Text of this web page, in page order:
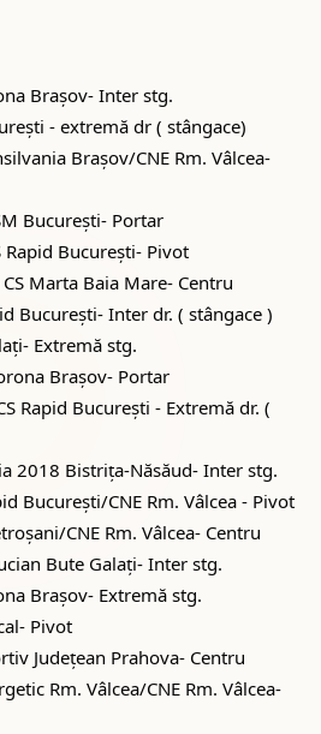
Brașov- Inter stg.
- extremă dr ( stângace)
Brașov/CNE Rm. Vâlcea-
București- Portar
Rapid București- Pivot
Marta Baia Mare- Centru
București- Inter dr. ( stângace )
Extremă stg.
Brașov- Portar
Rapid București - Extremă dr. (
2018 Bistrița-Năsăud- Inter stg.
București/CNE Rm. Vâlcea - Pivot
CNE Rm. Vâlcea- Centru
Bute Galați- Inter stg.
Brașov- Extremă stg.
Pivot
Județean Prahova- Centru
Rm. Vâlcea/CNE Rm. Vâlcea-